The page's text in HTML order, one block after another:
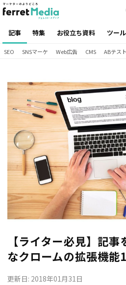
記事 特集 お役立ち資料 ツール
SEO SNSマーケ Web広告 CMS ABテス
【ライター必見】記
なクロームの拡張機能
更新日: 2018年01月31日